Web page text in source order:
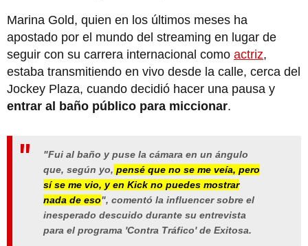
Marina Gold, quien en los últimos meses ha
apostado por el mundo del streaming en lugar de
seguir con su carrera internacional como actriz,
estaba transmitiendo en vivo desde la calle, cerca del
Jockey Plaza, cuando decidió hacer una pausa y
entrar al baño público para miccionar.
"Fui al baño y puse la cámara en un ángulo
que, según yo, pensé que no se me veía, pero
sí se me vio, y en Kick no puedes mostrar
nada de eso", comentó la influencer sobre el
inesperado descuido durante su entrevista
para el programa 'Contra Tráfico' de Exitosa.